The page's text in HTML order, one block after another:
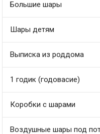
Большие шары
Шары детям
Выписка из роддома
1 годик (годовасие)
Коробки с шарами
Воздушные шары под